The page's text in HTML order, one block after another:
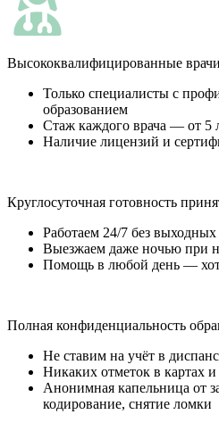
Высококвалифицированные
Только специалисты с
образованием
Стаж каждого врача — от 5
Наличие лицензий и
Круглосуточная готовность
Работаем 24/7 без
Выезжаем даже ночью при
Помощь в любой день —
Полная конфиденциальность
Не ставим на учёт в
Никаких отметок в картах и
Анонимная капельница от
кодирование, снятие ломки